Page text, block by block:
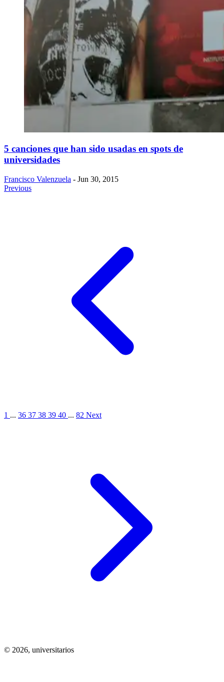
5 canciones que han sido usadas en spots de
universidades
Francisco Valenzuela - Jun 30, 2015
Previous
1 ... 36 37 38 39 40 ... 82 Next
© 2026, universitarios